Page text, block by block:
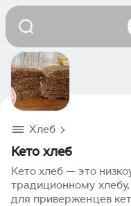
Хлеб
Кето хлеб
Кето хлеб — это
традиционному
для приверженцев